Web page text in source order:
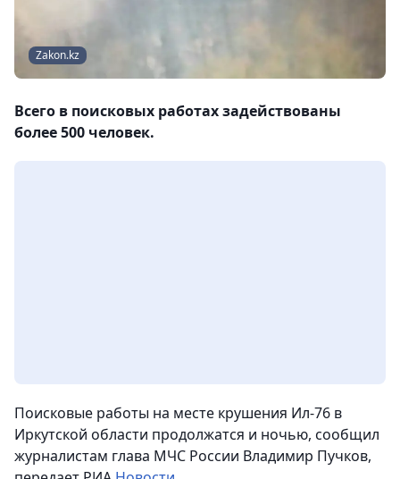
Zakon.kz
Всего в поисковых работах задействованы
более 500 человек.
Поисковые работы на месте крушения Ил-76 в
Иркутской области продолжатся и ночью, сообщил
журналистам глава МЧС России Владимир Пучков,